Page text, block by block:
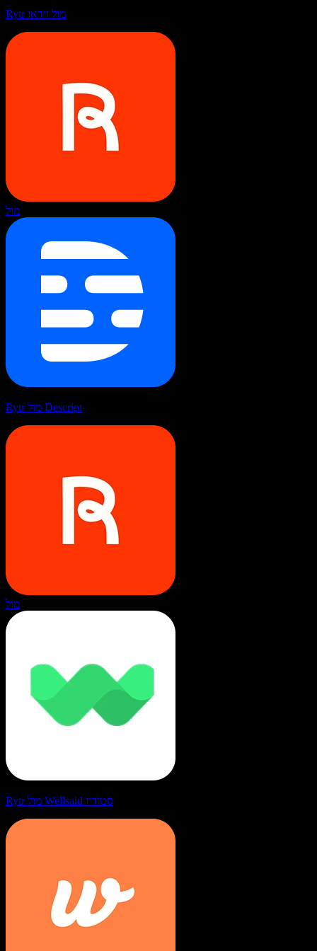
Rytr מול וידאו
מול
Rytr מול Descript
מול
Rytr מול Wellsaid סטודיו